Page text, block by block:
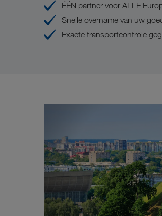
ÉÉN partner voor ALLE
Snelle overname van uw
Exacte transportcontrole